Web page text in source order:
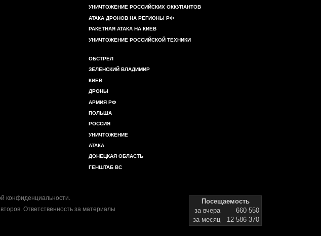
УНИЧТОЖЕНИЕ РОССИЙСКИХ ОККУПАНТОВ
АТАКА ДРОНОВ НА РЕГИОНЫ РФ
РАКЕТНАЯ АТАКА НА КИЕВ
УНИЧТОЖЕНИЕ РОССИЙСКОЙ ТЕХНИКИ
ОБСТРЕЛ
ЗЕЛЕНСКИЙ ВЛАДИМИР
КИЕВ
ДРОНЫ
АРМИЯ РФ
ПОЛЬША
РОССИЯ
УНИЧТОЖЕНИЕ
АТАКА
ДОНЕЦКАЯ ОБЛАСТЬ
ГЕНШТАБ ВС
конфиденциальности.
Ответственность за материалы
Посещаемость
за вчера
660 550
за месяц
12 586 370